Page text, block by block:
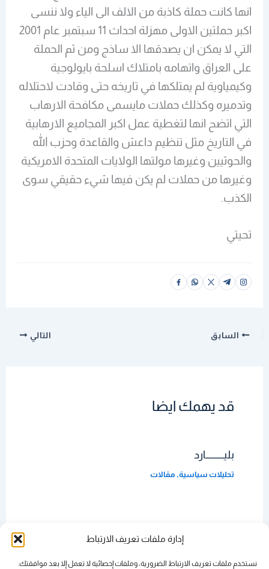
إدارة ملفات تعريف الارتباط
نستخدم ملفات تعريف الارتباط الضرورية، وملفات إحصائية لا تعمل إلا بعد موافقتك.
انها كانت حملة كاذبة من الالف الى الياء ولا ننسى
اكبر حملتين الاولى مهزلة احداث 11 سبتمبر عام 2001
التي لا يمكن ان يصدقها الا ساذج ومن ثم الحملة
على العراق واتهامه بامتلاك اسلحة بايولوجية
وكيمياوية لم يمتلكها في تاريخه حتى وقادت لاحتلاله
وتدميره وكذلك حملات مايسمى مكافحة الارهاب
التي اتضح انها لتغطية عمل اكبر المجاميع الارهابية
في التاريخ مثل تنظيم داعش والقاعدة وحزب الله
والحوثيين وغيرها مولتها الولايات المتحدة الامريكية
وغيرها من حملات لم يكن فيها شيء حقيقي سوى
الكذب.
تحيتي
السابق التالي
قد يهمك ايضا
بليــــــــــارد
تحليلات سياسية, مقالات